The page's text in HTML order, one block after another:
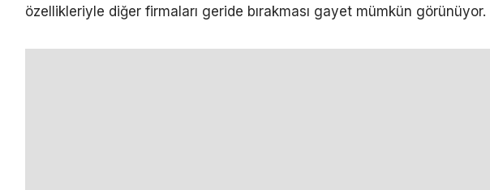
özellikleriyle diğer firmaları geride bırakması gayet mümkün görünüyor.